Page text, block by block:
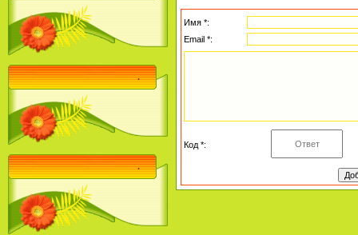
.
.
Имя *:
Email *:
Код *: